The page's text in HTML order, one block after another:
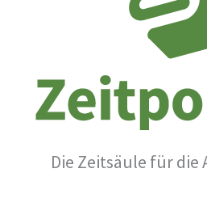
Die Zeitsäule für die